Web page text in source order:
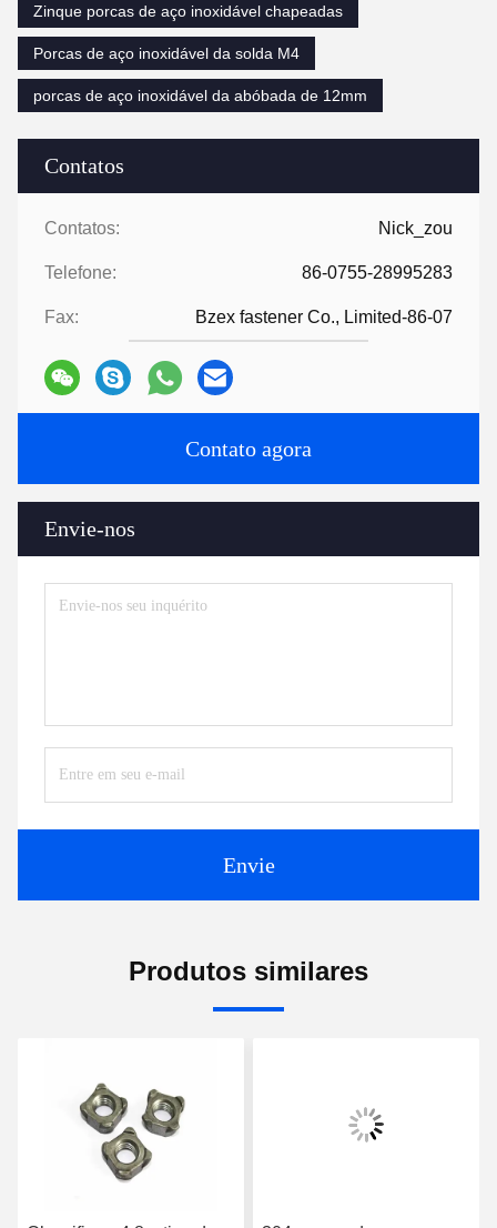
Contatos
Contatos: Nick_zou
Telefone: 86-0755-28995283
Fax: Bzex fastener Co., Limited-86-07
Contato agora
Envie-nos
Envie
Zinque porcas de aço inoxidável chapeadas
Porcas de aço inoxidável da solda M4
porcas de aço inoxidável da abóbada de 12mm
Produtos similares